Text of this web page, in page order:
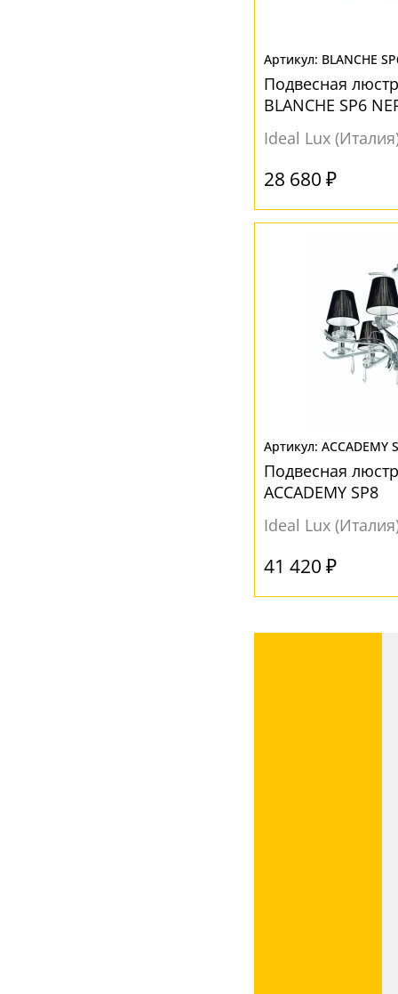
- бесплатная доставка BLANCHE
Подвесная
BLANCHE SP6
Ideal Lux
28 680 ₽
ACCADEMY
Подвесная
ACCADEMY SP8
Ideal Lux
41 420 ₽